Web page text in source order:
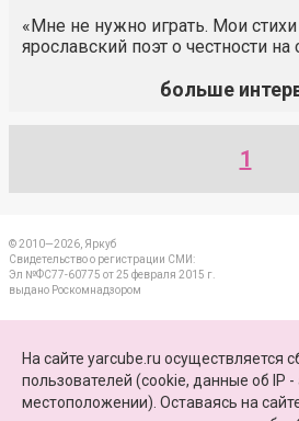
«Мне не нужно играть. Мои
ярославский поэт о честности
больше
1
© 2010—2026, Яркуб
Свидетельство о регистрации СМИ:
Эл №ФС77-60775 от 25 февраля 2015 г.
выдано Роскомнадзором
ПАРТНЕРЫ
На сайте yarcube.ru осуществляется
пользователей (cookie, данные об IP -
местоположении). Оставаясь на